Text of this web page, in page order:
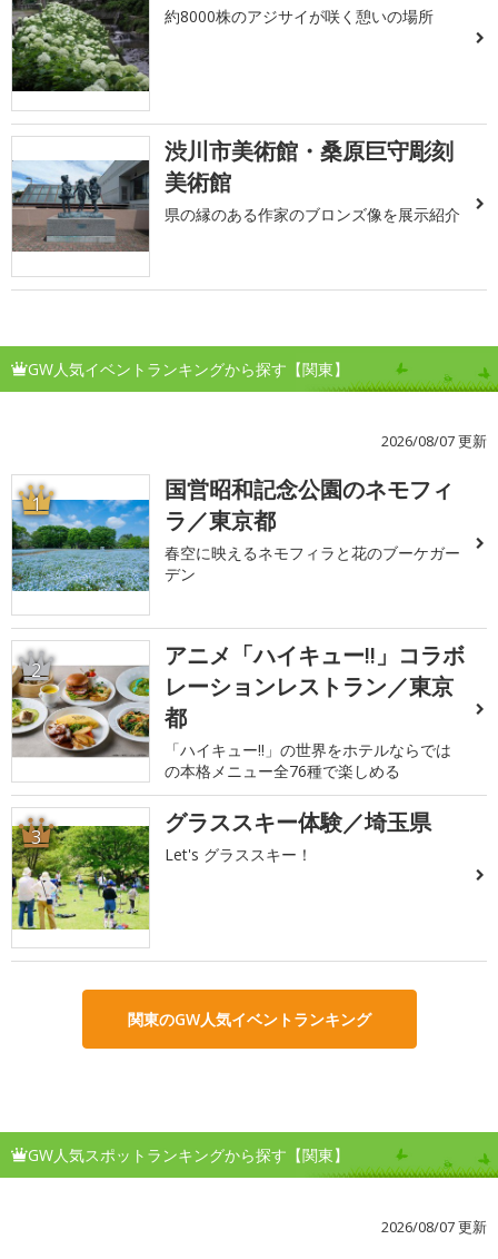
約8000株のアジサイが咲く憩いの場所
渋川市美術館・桑原巨守彫刻
美術館
県の縁のある作家のブロンズ像を展示紹介
GW人気イベントランキングから探す【関東】
2026/08/07 更新
1
国営昭和記念公園のネモフィ
ラ／東京都
春空に映えるネモフィラと花のブーケガー
デン
2
アニメ「ハイキュー!!」コラボ
レーションレストラン／東京
都
「ハイキュー!!」の世界をホテルならでは
の本格メニュー全76種で楽しめる
3 グラススキー体験／埼玉県
Let's グラススキー！
関東のGW人気イベントランキング
GW人気スポットランキングから探す【関東】
2026/08/07 更新